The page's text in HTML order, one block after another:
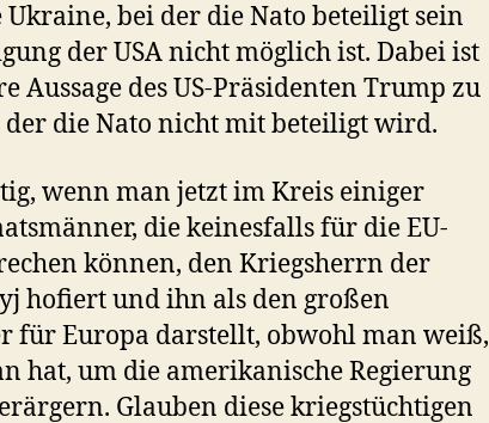
bei der die Nato beteiligt sein
der USA nicht möglich ist. Dabei ist
Aussage des US-Präsidenten Trump zu
der die Nato nicht mit beteiligt wird.
wenn man jetzt im Kreis einiger
die keinesfalls für die EU-
können, den Kriegsherrn der
hofiert und ihn als den großen
für Europa darstellt, obwohl man weiß,
hat, um die amerikanische Regierung
Glauben diese kriegstüchtigen